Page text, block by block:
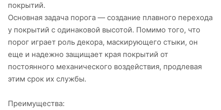
покрытий.
Основная задача порога — создание плавного перехода
у покрытий с одинаковой высотой. Помимо того, что
порог играет роль декора, маскирующего стыки, он
еще и надежно защищает края покрытий от
постоянного механического воздействия, продлевая
этим срок их службы.
Преимущества: